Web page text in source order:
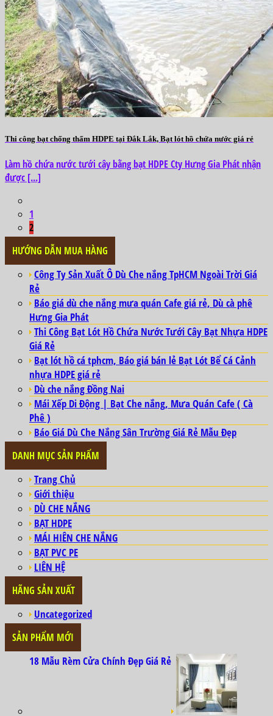
Thi công bạt chống thấm HDPE tại Đắk Lắk, Bạt lót hồ chứa nước giá rẻ
Làm hồ chứa nước tưới cây bằng bạt HDPE Cty Hưng Gia Phát nhận
được [...]
1
2
HƯỚNG DẪN MUA HÀNG
Công Ty Sản Xuất Ô Dù Che nắng TpHCM Ngoài Trời Giá
Rẻ
Báo giá dù che nắng mưa quán Cafe giá rẻ, Dù cà phê
Hưng Gia Phát
Thi Công Bạt Lót Hồ Chứa Nước Tưới Cây Bạt Nhựa HDPE
Giá Rẻ
Bạt lót hồ cá tphcm, Báo giá bán lẻ Bạt Lót Bể Cá Cảnh
nhựa HDPE giá rẻ
Dù che nắng Đồng Nai
Mái Xếp Di Động | Bạt Che nắng, Mưa Quán Cafe ( Cà
Phê )
Báo Giá Dù Che Nắng Sân Trường Giá Rẻ Mẫu Đẹp
DANH MỤC SẢN PHẨM
Trang Chủ
Giới thiệu
DÙ CHE NẮNG
BẠT HDPE
MÁI HIÊN CHE NẮNG
BẠT PVC PE
LIÊN HỆ
HÃNG SẢN XUẤT
Uncategorized
SẢN PHẨM MỚI
18 Mẫu Rèm Cửa Chính Đẹp Giá Rẻ